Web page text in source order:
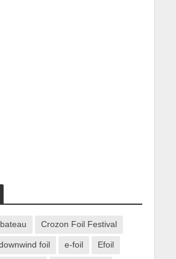
bateau Crozon Foil Festival
foil e-foil Efoil